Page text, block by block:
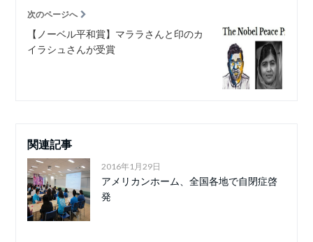
次のページへ
【ノーベル平和賞】マララさんと印のカ
イラシュさんが受賞
関連記事
2016年1月29日
アメリカンホーム、全国各地で自閉症啓
発